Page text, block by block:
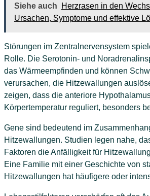
Siehe auch
Herzrasen in den
Ursachen, Symptome und effektive
Störungen im Zentralnervensystem
Rolle. Die Serotonin- und
das Wärmeempfinden und können
verursachen, die Hitzewallungen
zeigen, dass die anteriore
Körpertemperatur reguliert, besonders
Gene sind bedeutend im
Hitzewallungen. Studien legen nahe,
Faktoren die Anfälligkeit für
Eine Familie mit einer Geschichte von
Hitzewallungen hat häufigere oder